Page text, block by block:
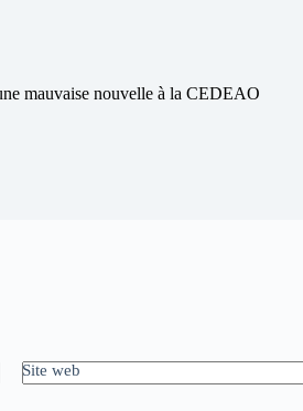
mauvaise nouvelle à la CEDEAO
Site web